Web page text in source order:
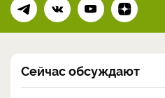
Сейчас обсуждают